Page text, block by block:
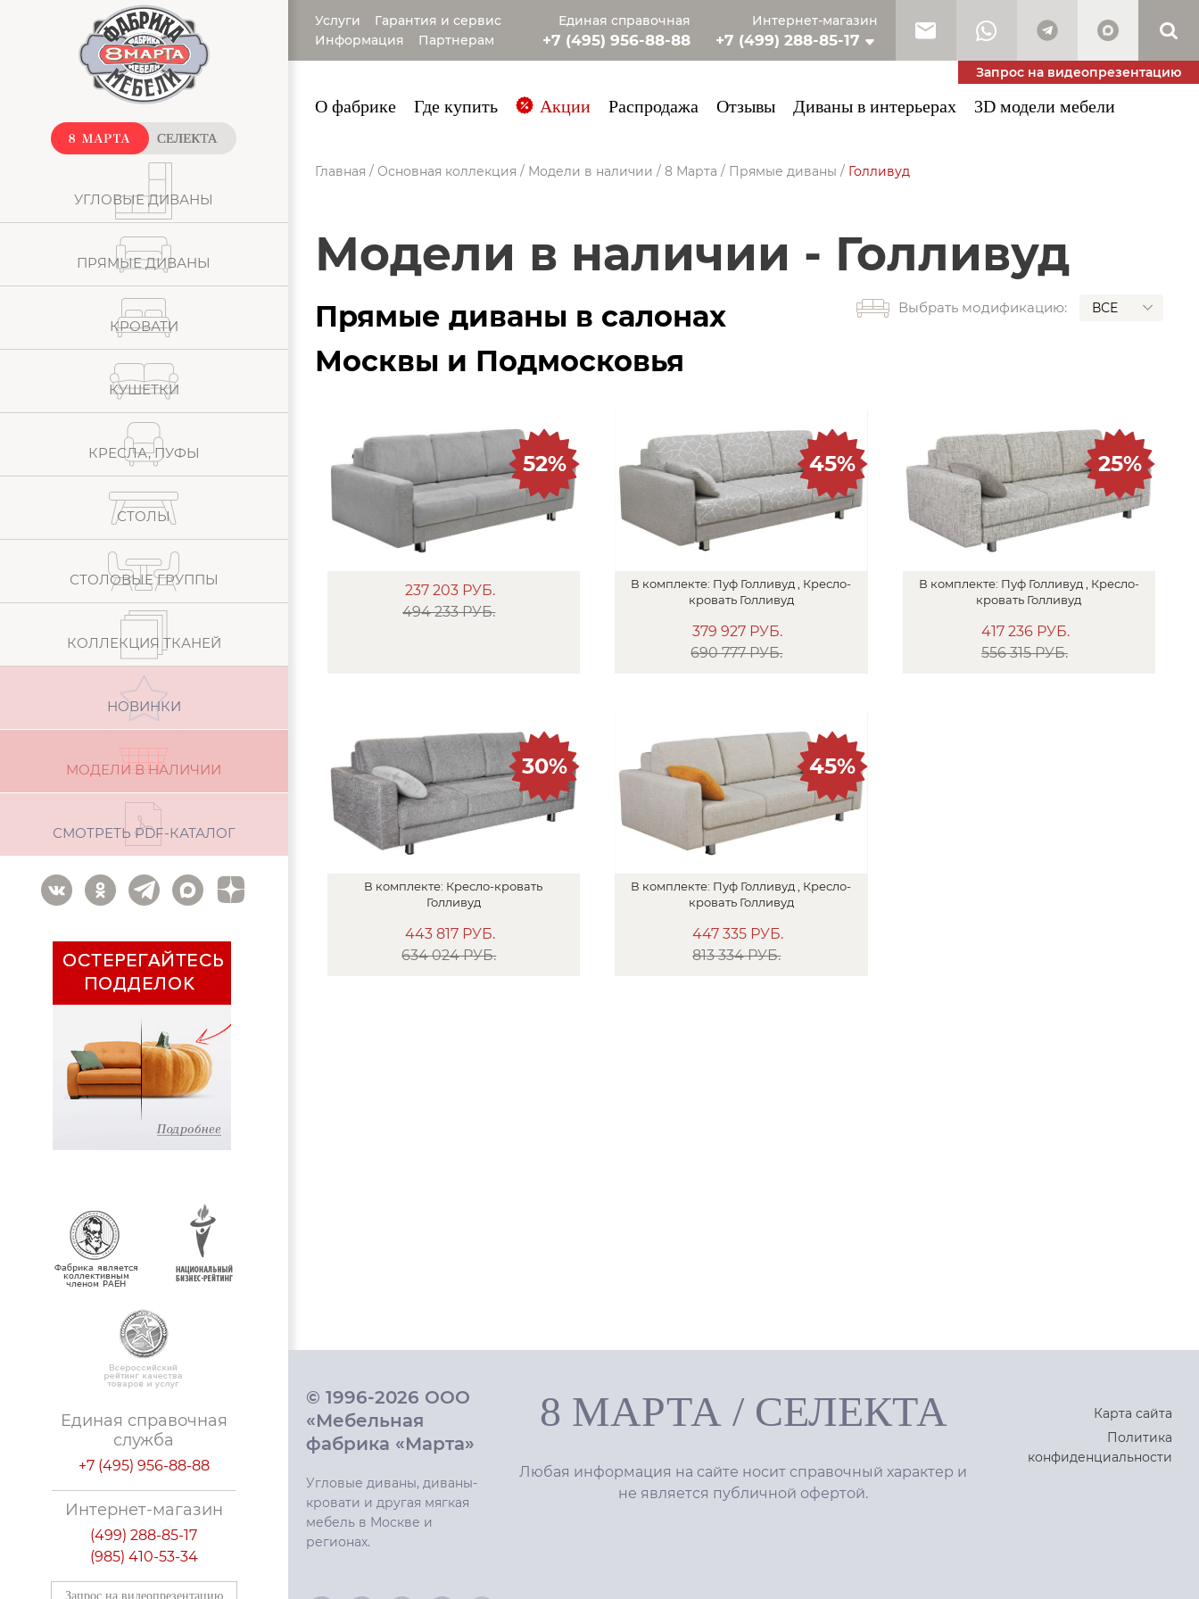
УГЛОВЫЕ ДИВАНЫ
ПРЯМЫЕ ДИВАНЫ
КРОВАТИ
КУШЕТКИ
КРЕСЛА, ПУФЫ
СТОЛЫ
СТОЛОВЫЕ ГРУППЫ
КОЛЛЕКЦИЯ ТКАНЕЙ
НОВИНКИ
МОДЕЛИ В НАЛИЧИИ
СМОТРЕТЬ PDF-КАТАЛОГ
Услуги
Гарантия и сервис
Информация
Партнерам
Единая справочная
+7 (495) 956-88-88
Интернет-магазин
+7 (499) 288-85-17
+7 (985) 410-53-34
Запрос на видеопрезентацию
О фабрике Где купить Акции Распродажа Отзывы Диваны в интерьерах 3D модели мебели
Главная / Основная коллекция / Модели в наличии / 8 Марта / Прямые диваны / Голливуд
Модели в наличии - Голливуд
Выбрать модификацию: ВСЕ
Прямые диваны в салонах
Москвы и Подмосковья
237 203 РУБ.
494 233 РУБ.
52%
В комплекте: Пуф Голливуд , Кресло-
кроватьГолливуд
379 927 РУБ.
690 777 РУБ.
45%
В комплекте: ПуфГолливуд , Кресло-
кровать Голливуд
417 236 РУБ.
556 315 РУБ.
25%
В комплекте: Кресло-кровать
Голливуд
443 817 РУБ.
634 024 РУБ.
30%
В комплекте: Пуф Голливуд , Кресло-
кроватьГолливуд
447 335 РУБ.
813 334 РУБ.
45%
Единая справочная
служба
+7 (495) 956-88-88
Интернет-магазин
(499) 288-85-17
(985) 410-53-34
Запрос на видеопрезентацию
© 1996-2026 ООО
«Мебельная
фабрика «Марта»
Угловые диваны, диваны-
кровати и другая мягкая
мебель в Москве и
регионах.
8 МАРТА/ СЕЛЕКТА
Любая информация на сайте носит справочный характер и
не является публичной офертой.
Карта сайта
Политика
конфиденциальности